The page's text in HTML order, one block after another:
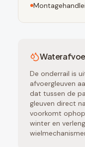
De onderrail is
afvoergleuven
dat tussen de
gleuven direct
voorkomt
winter en